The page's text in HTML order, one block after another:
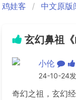
鸡娃客 中文原版
玄幻鼻祖
小伦
24-10-24
奇幻之祖，玄幻